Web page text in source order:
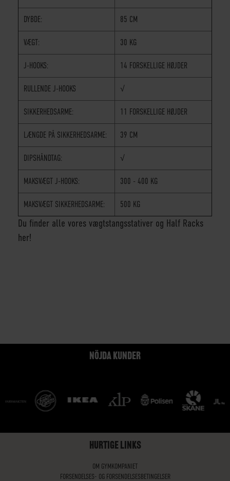
DYBDE: 85 CM
VÆGT: 30 KG
J-HOOKS: 14 FORSKELLIGE HØJDER
RULLENDE J-HOOKS √
SIKKERHEDSARME: 11 FORSKELLIGE HØJDER
LÆNGDE PÅ SIKKERHEDSARME: 39 CM
DIPSHÅNDTAG: √
MAKSVÆGT J-HOOKS: 300 - 400 KG
MAKSVÆGT SIKKERHEDSARME: 500 KG
Du finder alle vores vægtstangsstativer og Half Racks
her!
NÖJDA KUNDER
HURTIGE LINKS
OM GYMKOMPANIET
FORSENDELSES- OG FORSENDELSESBETINGELSER